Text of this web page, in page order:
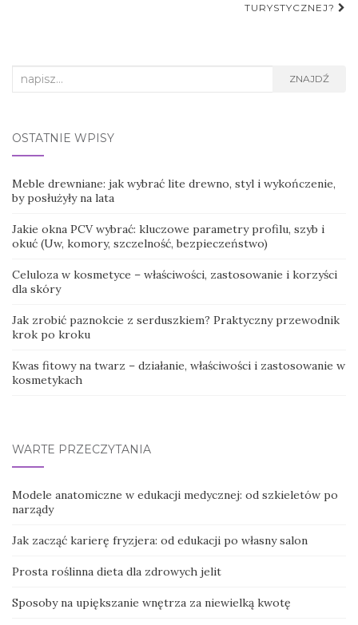
TURYSTYCZNEJ?
Search
ZNAJDŹ
OSTATNIE WPISY
Meble drewniane: jak wybrać lite drewno, styl i wykończenie,
by posłużyły na lata
Jakie okna PCV wybrać: kluczowe parametry profilu, szyb i
okuć (Uw, komory, szczelność, bezpieczeństwo)
Celuloza w kosmetyce – właściwości, zastosowanie i korzyści
dla skóry
Jak zrobić paznokcie z serduszkiem? Praktyczny przewodnik
krok po kroku
Kwas fitowy na twarz – działanie, właściwości i zastosowanie w
kosmetykach
WARTE PRZECZYTANIA
Modele anatomiczne w edukacji medycznej: od szkieletów po
narządy
Jak zacząć karierę fryzjera: od edukacji po własny salon
Prosta roślinna dieta dla zdrowych jelit
Sposoby na upiększanie wnętrza za niewielką kwotę